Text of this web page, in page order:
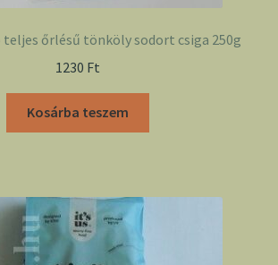
őrlésű tönköly sodort csiga 250g
1230 Ft
Kosárba teszem